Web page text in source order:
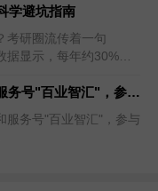
学避坑指南
考研圈流传着一句
据显示，每年约30%的
关注公众号"百业先生"和服务号"百业智汇"，参与送体验VIP活动
服务号"百业智汇"，参与